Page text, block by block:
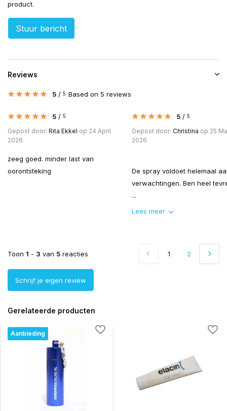
product.
Stuur bericht
Reviews
5 / 5 Based on 5 reviews
5 / 5
Gepost door: Rita Ekkel op 24 April
2026
zeeg goed. minder last van
oorontsteking
5 / 5
Gepost door: Christina op 25
2026
De spray voldoet helemaal
verwachtingen. Ben heel
...
Lees meer
Toon 1 - 3 van 5 reacties 1 2
Schrijf je eigen review
Gerelateerde producten
Aanbieding